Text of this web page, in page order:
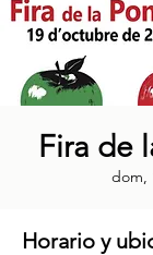
Fira de
dom,
Horario y